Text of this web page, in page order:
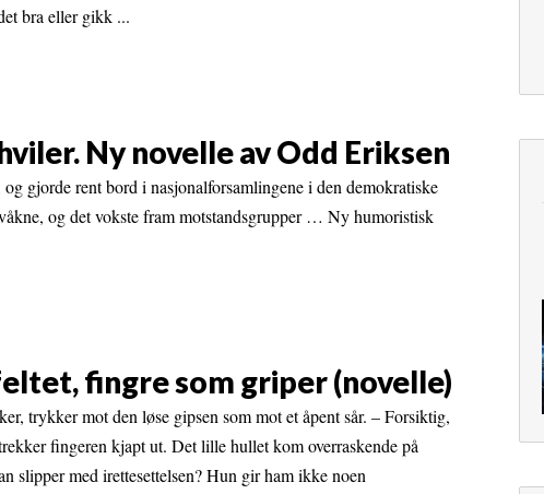
bra eller gikk ...
Ny novelle av Odd Eriksen
gjorde rent bord i nasjonalforsamlingene i den demokratiske
og det vokste fram motstandsgrupper … Ny humoristisk
fingre som griper (novelle)
trykker mot den løse gipsen som mot et åpent sår. – Forsiktig,
fingeren kjapt ut. Det lille hullet kom overraskende på
slipper med irettesettelsen? Hun gir ham ikke noen